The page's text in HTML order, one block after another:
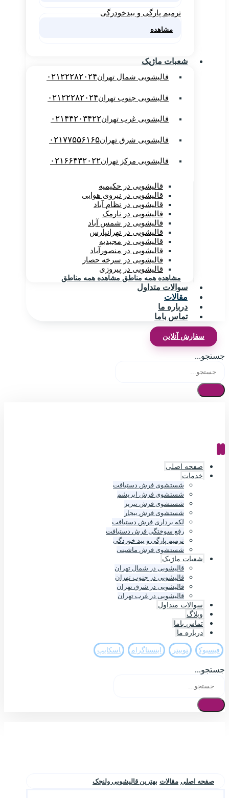
ترمیم پارگی و بیدخودرگی
مشاهده
شعبات ماژیک
قالیشویی شمال تهران۰۲۱۲۲۲۸۲۰۲۴
قالیشویی جنوب تهران۰۲۱۲۲۲۸۲۰۲۴
قالیشویی غرب تهران۰۲۱۴۴۲۰۳۴۲۲
قالیشویی شرق تهران۰۲۱۷۷۵۵۶۱۶۵
قالیشویی مرکز تهران۰۲۱۶۶۴۳۲۰۲۲
قالیشویی در حکیمیه
قالیشویی در نیروی هوایی
قالیشویی در نظام آباد
قالیشویی در نارمک
قالیشویی در شمس آباد
قالیشویی در تهرانپارس
قالیشویی در مجیدیه
قالیشویی در منصورآباد
قالیشویی در سرخه حصار
قالیشویی در پیروزی
مشاهده همه مناطق مشاهده همه مناطق
سوالات متداول
مقالات
درباره ما
تماس باما
سفارش آنلاین
جستجو...
صفحه اصلی
خدمات
شستشوی فرش دستبافت
شستشوی فرش ابریشم
شستشوی فرش تبریز
شستشوی فرش بیجار
لکه برداری فرش دستبافت
رفع سوختگی فرش دستبافت
ترمیم پارگی و بید خوردگی
شستشوی فرش ماشینی
شعبات ماژیک
قالیشویی در شمال تهران
قالیشویی در جنوب تهران
قالیشویی در شرق تهران
قالیشویی در غرب تهران
سوالات متداول
وبلاگ
تماس باما
درباره ما
فيسبوک تويیتر اینستاگرام اسکایپ
جستجو...
صفحه اصلی مقالات بهترین قالیشویی ولنجک